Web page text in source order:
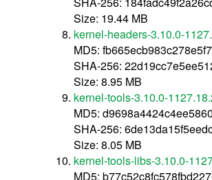
Size: 19.44 MB
kernel-headers-3.10.0-
MD5:
SHA-256:
Size: 8.95 MB
kernel-tools-3.10.0-
MD5:
SHA-256:
Size: 8.05 MB
kernel-tools-libs-3.10.0-
MD5: